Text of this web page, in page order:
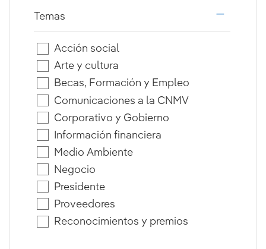
Temas
Acción social
Arte y cultura
Becas, Formación y Empleo
Comunicaciones a la CNMV
Corporativo y Gobierno
Información financiera
Medio Ambiente
Negocio
Presidente
Proveedores
Reconocimientos y premios